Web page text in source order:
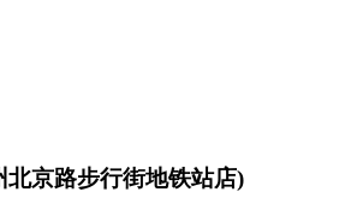
北京路步行街地铁站店)